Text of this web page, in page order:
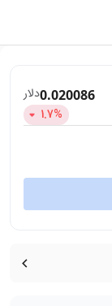
0.020086دلار
1.7%